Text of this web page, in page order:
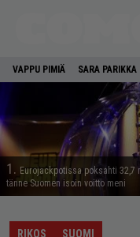
VAPPU PIMIÄ SARA PARIKKA
1. Eurojackpotissa poksahti 32,7
tänne Suomen isoin voitto meni
RIKOS SUOMI